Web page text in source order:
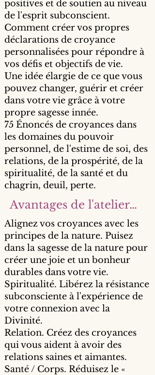
positives et de soutien au niveau
de l'esprit subconscient.
Comment créer vos propres
déclarations de croyance
personnalisées pour répondre à
vos défis et objectifs de vie.
Une idée élargie de ce que vous
pouvez changer, guérir et créer
dans votre vie grâce à votre
propre sagesse innée.
75 Énoncés de croyances dans
les domaines du pouvoir
personnel, de l'estime de soi, des
relations, de la prospérité, de la
spiritualité, de la santé et du
chagrin, deuil, perte.
Avantages de l'atelier…
Alignez vos croyances avec les
principes de la nature. Puisez
dans la sagesse de la nature pour
créer une joie et un bonheur
durables dans votre vie.
Spiritualité. Libérez la résistance
subconsciente à l'expérience de
votre connexion avec la
Divinité.
Relation. Créez des croyances
qui vous aident à avoir des
relations saines et aimantes.
Santé / Corps. Réduisez le «